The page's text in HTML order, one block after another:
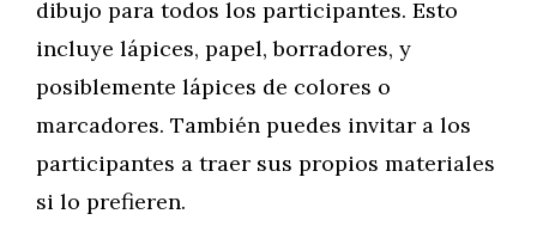
dibujo para todos los participantes. Esto
incluye lápices, papel, borradores, y
posiblemente lápices de colores o
marcadores. También puedes invitar a los
participantes a traer sus propios materiales
si lo prefieren.